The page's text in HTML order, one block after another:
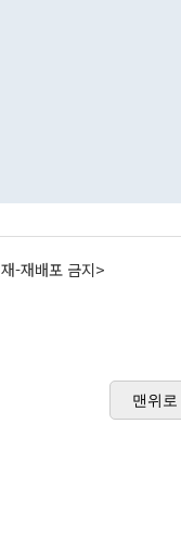
-재배포 금지>
맨위로